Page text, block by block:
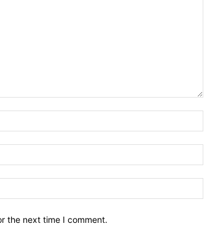
the next time I comment.